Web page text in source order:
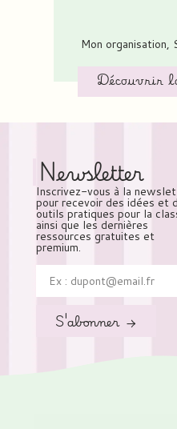
Mon organisation,
Découvrir
Newsletter
Inscrivez-vous à la
pour recevoir des idées et
outils pratiques pour la
ainsi que les dernières
ressources gratuites et
premium.
S'abonner →